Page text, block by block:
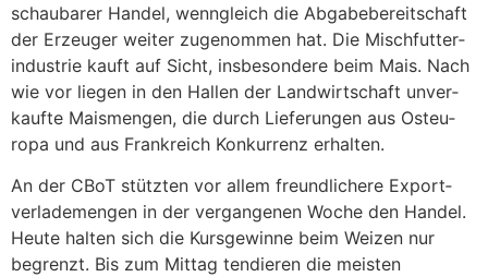
schau­barer Handel, wenn­gleich die Abga­be­be­reit­schaft
der Erzeuger weiter zuge­nommen hat. Die Misch­fut­ter­
in­dus­trie kauft auf Sicht, insbe­son­dere beim Mais. Nach
wie vor liegen in den Hallen der Land­wirt­schaft unver­
kaufte Mais­mengen, die durch Liefe­rungen aus Osteu­
ropa und aus Frank­reich Konkur­renz erhalten.
An der CBoT stützten vor allem freund­li­chere Export­
ver­la­de­mengen in der vergan­genen Woche den Handel.
Heute halten sich die Kurs­ge­winne beim Weizen nur
begrenzt. Bis zum Mittag tendieren die meisten